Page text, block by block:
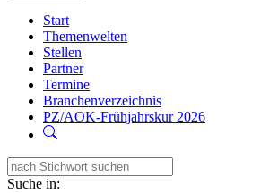
Start
Themenwelten
Stellen
Partner
Termine
Branchenverzeichnis
PZ/AOK-Frühjahrskur 2026
Suche in: